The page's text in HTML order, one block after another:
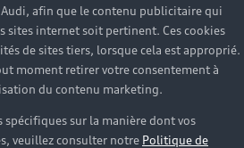
afin que le contenu publicitaire qui
sites internet soit pertinent. Ces cookies
de sites tiers, lorsque cela est approprié.
moment retirer votre consentement à
du contenu marketing.
sur la manière dont vos
veuillez consulter notre Politique de
Headline
Subline
Copy